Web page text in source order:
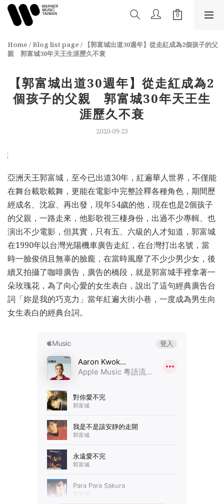
Home / Blog list page /
【郭富城出道30週年】從走紅成為2個孩子的父
親 郭富城30年天王生涯歷久不衰
【郭富城出道30週年】從走紅成為2
個孩子的父親 郭富城30年天王生
涯歷久不衰
2020-09-23
亞洲天王郭富城，至今已出道30年，紅遍華人世界，不僅能
在舞台載歌載舞，更能在電影中完整詮釋各種角色，期間歷
經成名、沈寂、再出發，現年54歲的他，現在也是2個孩子
的父親，一路走來，他影歌視三棲身份，出過不少專輯、也
演出不少電影，但其實，只有五、六級的人才知道，郭富城
在1990年以台灣光陽機車廣告走紅，在台灣打出名號，當
時一臉俊俏且無辜的臉龐，在當時風靡了不少少男少女，後
續又拍攝了咖啡廣告，廣告的橋段，就是郭富城手裡拿著一
朵玫瑰花，為了向心愛的女生表白，說出了這句經典廣告台
詞「妳是我的巧克力」當年紅遍大街小巷，一度成為男生向
女生表白的經典台詞。